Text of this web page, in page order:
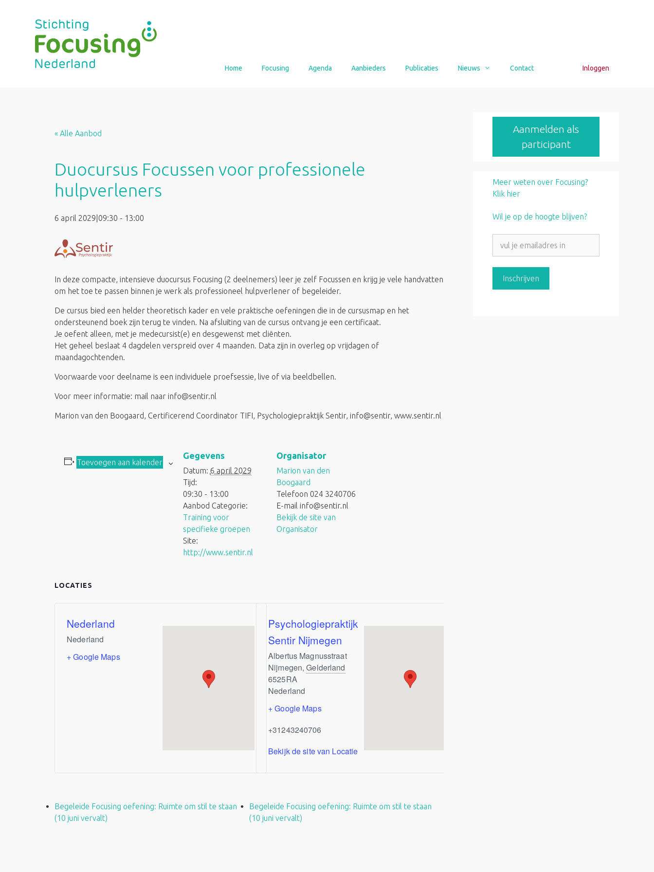
Home Focusing Agenda Aanbieders Publicaties Nieuws Contact Inloggen
« Alle Aanbod
Duocursus Focussen voor professionele
hulpverleners
6 april 2029|09:30 - 13:00
In deze compacte, intensieve duocursus Focusing (2 deelnemers) leer je zelf Focussen en krijg je vele handvatten
om het toe te passen binnen je werk als professioneel hulpverlener of begeleider.
De cursus bied een helder theoretisch kader en vele praktische oefeningen die in de cursusmap en het
ondersteunend boek zijn terug te vinden. Na afsluiting van de cursus ontvang je een certificaat.
Je oefent alleen, met je medecursist(e) en desgewenst met cliënten.
Het geheel beslaat 4 dagdelen verspreid over 4 maanden. Data zijn in overleg op vrijdagen of
maandagochtenden.
Voorwaarde voor deelname is een individuele proefsessie, live of via beeldbellen.
Voor meer informatie: mail naar info@sentir.nl
Marion van den Boogaard, Certificerend Coordinator TIFI, Psychologiepraktijk Sentir, info@sentir, www.sentir.nl
Toevoegen aan kalender
Gegevens
Datum: 6 april 2029
Tijd:
09:30 - 13:00
Aanbod Categorie:
Training voor
specifieke groepen
Site:
http://www.sentir.nl
Organisator
Marion van den
Boogaard
Telefoon 024 3240706
E-mail info@sentir.nl
Bekijk de site van
Organisator
LOCATIES
Nederland
Nederland
+ Google Maps
Psychologiepraktijk
Sentir Nijmegen
Albertus Magnusstraat
Nijmegen, Gelderland
6525RA
Nederland
+ Google Maps
+31243240706
Bekijk de site van Locatie
Begeleide Focusing oefening: Ruimte om stil te staan
(10 juni vervalt)
Begeleide Focusing oefening: Ruimte om stil te staan
(10 juni vervalt)
Aanmelden als
participant
Meer weten over Focusing?
Klik hier
Wil je op de hoogte blijven?